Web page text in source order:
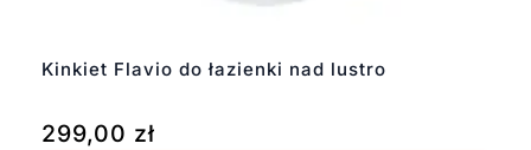
Kinkiet Flavio do łazienki nad lustro
299,00 zł